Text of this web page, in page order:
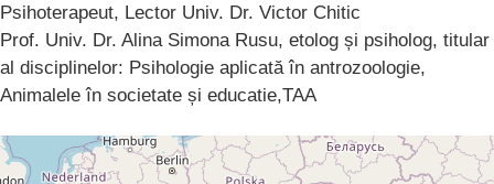
Psihoterapeut, Lector Univ. Dr. Victor Chitic
Prof. Univ. Dr. Alina Simona Rusu, etolog și psiholog, titular
al disciplinelor: Psihologie aplicată în antrozoologie,
Animalele în societate și educatie,TAA